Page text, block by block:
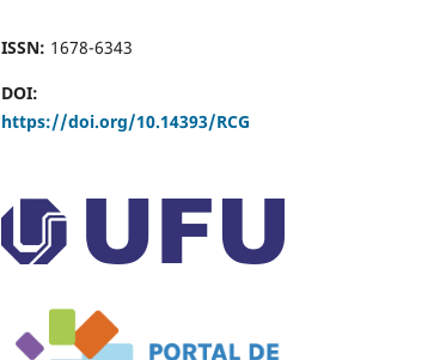
ISSN: 1678-6343
DOI:
https://doi.org/10.14393/RCG